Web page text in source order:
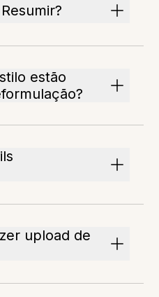
estão
upload de